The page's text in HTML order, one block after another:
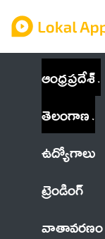
ఆంధ్రప్రదేశ్
తెలంగాణ
ఉద్యోగాలు
ట్రెండింగ్
వాతావరణం